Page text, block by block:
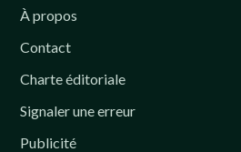
À propos
Contact
Charte éditoriale
Signaler une erreur
Publicité